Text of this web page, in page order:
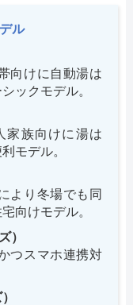
ル
向けに自動湯は
ックモデル。
家族向けに湯は
モデル。
より冬場でも同
向けモデル。
）
つスマホ連携対